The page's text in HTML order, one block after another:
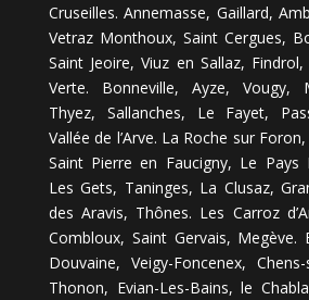
Cruseilles. Annemasse, Gaillard,
Vetraz Monthoux, Saint Cergues,
Saint Jeoire, Viuz en Sallaz,
Verte. Bonneville, Ayze, Vougy,
Thyez, Sallanches, Le Fayet,
Vallée de l’Arve. La Roche sur
Saint Pierre en Faucigny, Le Pays
Les Gets, Taninges, La Clusaz,
des Aravis, Thônes. Les Carroz
Combloux, Saint Gervais, Megève.
Douvaine, Veigy-Foncenex,
Thonon, Evian-Les-Bains, le